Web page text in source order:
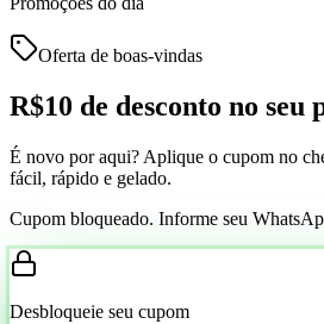
Oferta de boas-vindas
R$10 de desconto no seu
É novo por aqui? Aplique o cupom no
fácil, rápido e gelado.
Cupom bloqueado. Informe seu
Desbloqueie seu cupom